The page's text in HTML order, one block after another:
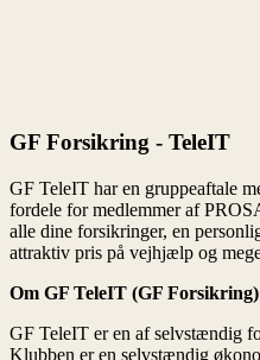
Om GF TeleIT (GF Forsikring)